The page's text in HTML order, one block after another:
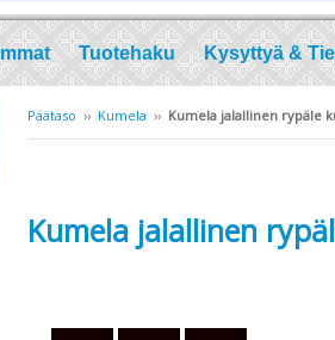
Tuotehaku Kysyttyä &
Päätaso ›› Kumela ›› Kumela jalallinen rypäle
Kumela jalallinen